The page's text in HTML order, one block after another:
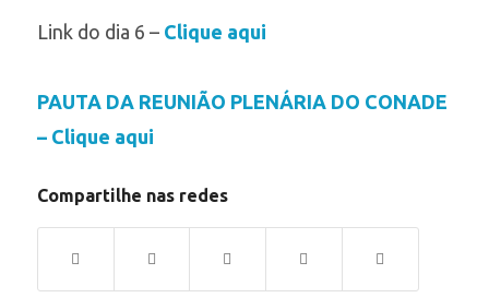
Link do dia 6 – Clique aqui
PAUTA DA REUNIÃO PLENÁRIA DO CONADE
– Clique aqui
Compartilhe nas redes